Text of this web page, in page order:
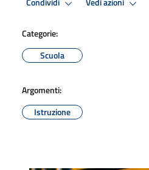
Categorie:
Scuola
Argomenti:
Istruzione